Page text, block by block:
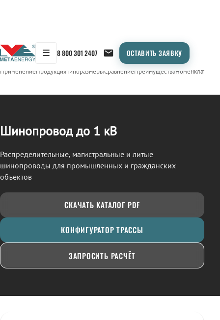
☰ 8 800 301 2407 ОСТАВИТЬ ЗАЯВКУ
← Продукция/ШИНОПРОВОД
ПрименениеПродукцияТипоразмерыСравнениеПреимуществаНоменклатура
Шинопровод до 1 кВ
Распределительные, магистральные и литые
шинопроводы для промышленных и гражданских
объектов
СКАЧАТЬ КАТАЛОГ PDF
КОНФИГУРАТОР ТРАССЫ
ЗАПРОСИТЬ РАСЧЁТ